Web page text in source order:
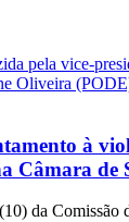
à
Câmara de
da Comissão